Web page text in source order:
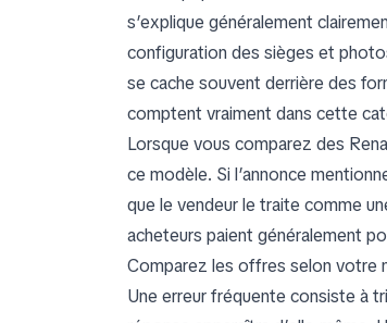
s’explique généralement
configuration des sièges et
se cache souvent derrière des
comptent vraiment dans cette
Lorsque vous comparez des
ce modèle. Si l’annonce
que le vendeur le traite comme
acheteurs paient généralement
Comparez les offres selon votre
Une erreur fréquente consiste à